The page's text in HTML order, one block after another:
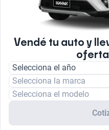
Tipo de Combustible
Vendé tu auto y
oferta
Selecciona el año
Selecciona la marca
Selecciona el modelo